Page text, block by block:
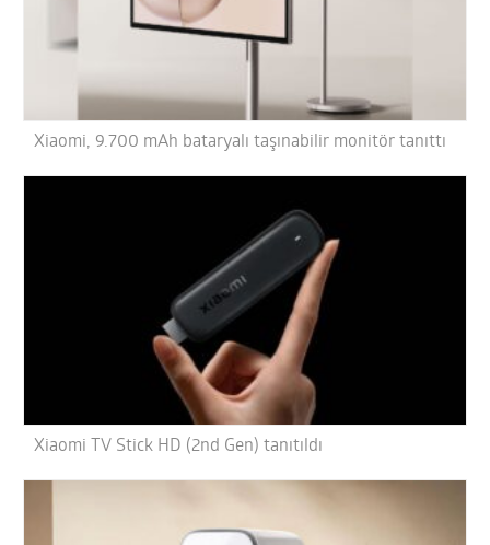
Xiaomi, 9.700 mAh bataryalı taşınabilir monitör tanıttı
Xiaomi TV Stick HD (2nd Gen) tanıtıldı